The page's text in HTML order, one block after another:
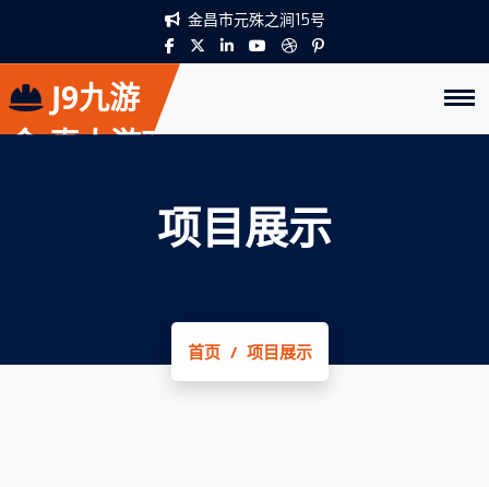
金昌市元殊之涧15号
J9九游
会-真人游戏
项目展示
首页 项目展示